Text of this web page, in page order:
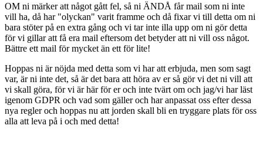
OM ni märker att något gått fel, så ni ÄNDÅ får mail som ni inte
vill ha, då har "olyckan" varit framme och då fixar vi till detta om ni
bara stöter på en extra gång och vi tar inte illa upp om ni gör detta
för vi gillar att få era mail eftersom det betyder att ni vill oss något.
Bättre ett mail för mycket än ett för lite!
Hoppas ni är nöjda med detta som vi har att erbjuda, men som sagt
var, är ni inte det, så är det bara att höra av er så gör vi det ni vill att
vi skall göra, för vi är här för er och inte tvärt om och jag/vi har läst
igenom GDPR och vad som gäller och har anpassat oss efter dessa
nya regler och hoppas nu att jorden skall bli en tryggare plats för oss
alla att leva på i och med detta!